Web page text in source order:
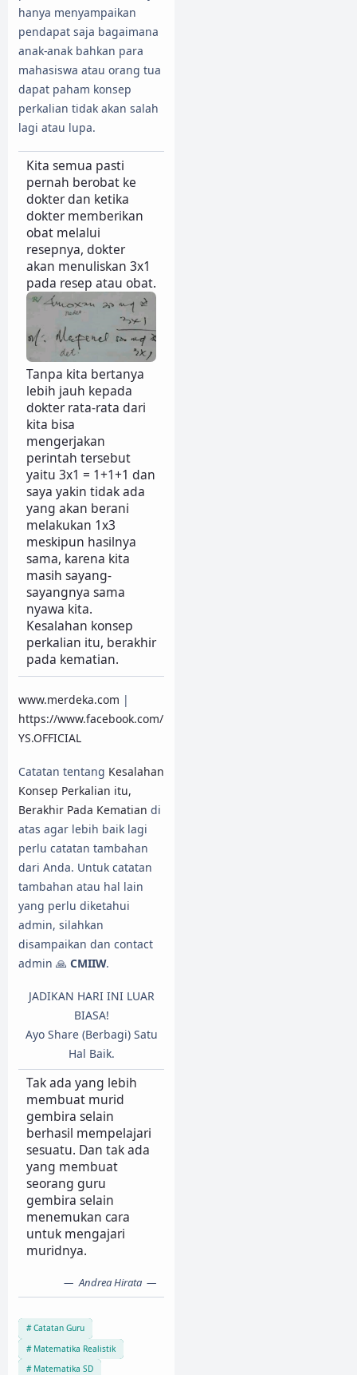
hanya menyampaikan
pendapat saja bagaimana
anak-anak bahkan para
mahasiswa atau orang tua
dapat paham konsep
perkalian tidak akan salah
lagi atau lupa.
Kita semua pasti
pernah berobat ke
dokter dan ketika
dokter memberikan
obat melalui
resepnya, dokter
akan menuliskan 3x1
pada resep atau obat.
Tanpa kita bertanya
lebih jauh kepada
dokter rata-rata dari
kita bisa
mengerjakan
perintah tersebut
yaitu 3x1 = 1+1+1 dan
saya yakin tidak ada
yang akan berani
melakukan 1x3
meskipun hasilnya
sama, karena kita
masih sayang-
sayangnya sama
nyawa kita.
Kesalahan konsep
perkalian itu, berakhir
pada kematian.
www.merdeka.com |
https://www.facebook.com/
YS.OFFICIAL
Catatan tentang Kesalahan
Konsep Perkalian itu,
Berakhir Pada Kematian di
atas agar lebih baik lagi
perlu catatan tambahan
dari Anda. Untuk catatan
tambahan atau hal lain
yang perlu diketahui
admin, silahkan
disampaikan dan contact
admin 🙏 CMIIW.
JADIKAN HARI INI LUAR
BIASA!
Ayo Share (Berbagi) Satu
Hal Baik.
Tak ada yang lebih
membuat murid
gembira selain
berhasil mempelajari
sesuatu. Dan tak ada
yang membuat
seorang guru
gembira selain
menemukan cara
untuk mengajari
muridnya.
Andrea Hirata
Catatan Guru
Matematika Realistik
Matematika SD